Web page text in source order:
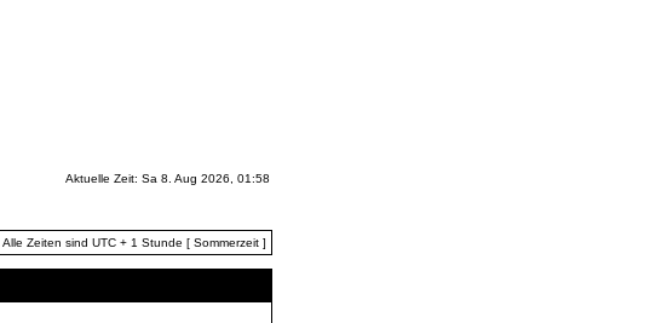
Aktuelle Zeit: Sa 8. Aug 2026, 01:58
Alle Zeiten sind UTC + 1 Stunde [ Sommerzeit ]